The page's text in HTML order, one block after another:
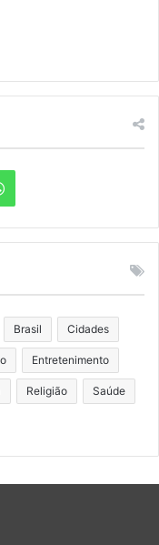
WhatsApp
Brasil Cidades
Entretenimento
Religião Saúde